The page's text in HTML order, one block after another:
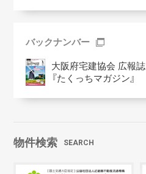
バックナンバー
大阪府宅建協会 広報誌
『たくっちマガジン』
物件検索 SEARCH